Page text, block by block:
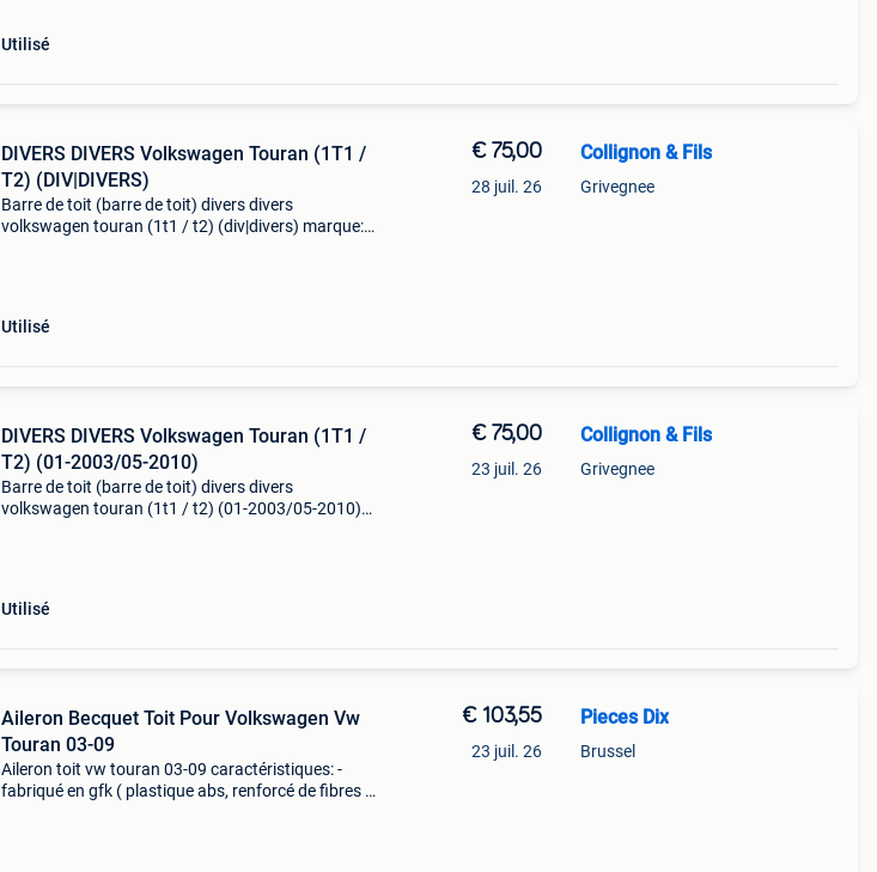
Utilisé
DIVERS DIVERS Volkswagen Touran (1T1 /
T2) (DIV|DIVERS)
Barre de toit (barre de toit) divers divers
volkswagen touran (1t1 / t2) (div|divers) marque:
Utilisé
€ 75,00
28 juil. 26
Collignon & Fils
Grivegnee
DIVERS DIVERS Volkswagen Touran (1T1 /
T2) (01-2003/05-2010)
Barre de toit (barre de toit) divers divers
volkswagen touran (1t1 / t2) (01-2003/05-2010)
Utilisé
€ 75,00
23 juil. 26
Collignon & Fils
Grivegnee
Aileron Becquet Toit Pour Volkswagen Vw
Touran 03-09
Aileron toit vw touran 03-09 caractéristiques: -
fabriqué en gfk ( plastique abs, renforcé de fibres à
€ 103,55
23 juil. 26
Pieces Dix
Brussel